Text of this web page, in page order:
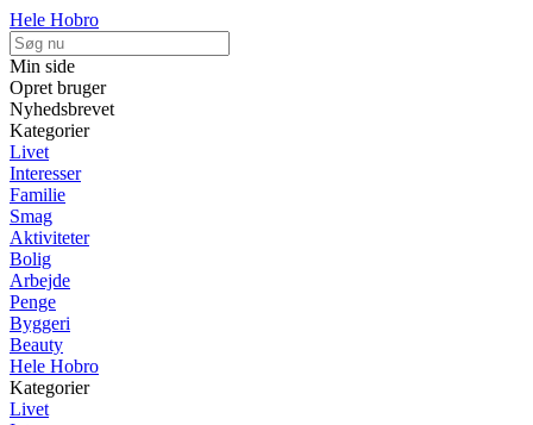
Hele Hobro
Min side
Opret bruger
Nyhedsbrevet
Kategorier
Livet
Interesser
Familie
Smag
Aktiviteter
Bolig
Arbejde
Penge
Byggeri
Beauty
Hele Hobro
Kategorier
Livet